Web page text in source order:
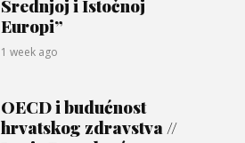
Srednjoj i Istočnoj
Europi”
1 week ago
OECD i budućnost
hrvatskog zdravstva //